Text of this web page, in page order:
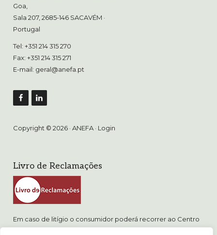
Goa,
Sala 207, 2685-146 SACAVÉM ·
Portugal
Tel: +351 214 315 270
Fax: +351 214 315 271
E-mail: geral@anefa.pt
Copyright © 2026 · ANEFA · Login
Livro de Reclamações
Em caso de litígio o consumidor poderá recorrer ao Centro